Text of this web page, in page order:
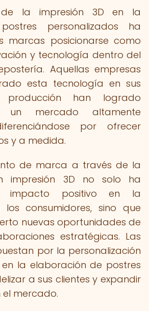
la impresión 3D en la
personalizados ha
marcas posicionarse como
y tecnología dentro del
Aquellas empresas
esta tecnología en sus
han logrado
un mercado altamente
por ofrecer
y a medida.
de marca a través de la
impresión 3D no solo ha
impacto positivo en la
consumidores, sino que
nuevas oportunidades de
estratégicas. Las
por la personalización
la elaboración de postres
a sus clientes y expandir
el mercado.